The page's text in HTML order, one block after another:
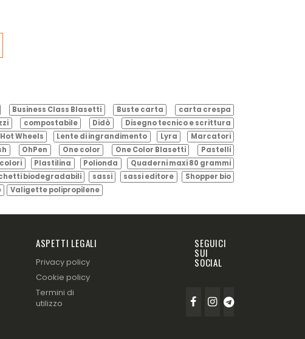
Business Class Blasetti Buste carta
carta crespa
compostabile Didò
Disegno tecnico e scrittura
Hot Wheels Lente di ingrandimento Lyra
Marcatori
OhPen One color One Color Blasetti
Pastelli
Plastilina Polionda
Quaderni maxi 80 grammi
biodegradabili sassi sassi editore
Shopper bio
Valigette polipropilene
ASPETTI LEGALI
Privacy policy
Cookie policy
Termini di
utilizzo
SEGUICI
SUI
SOCIAL